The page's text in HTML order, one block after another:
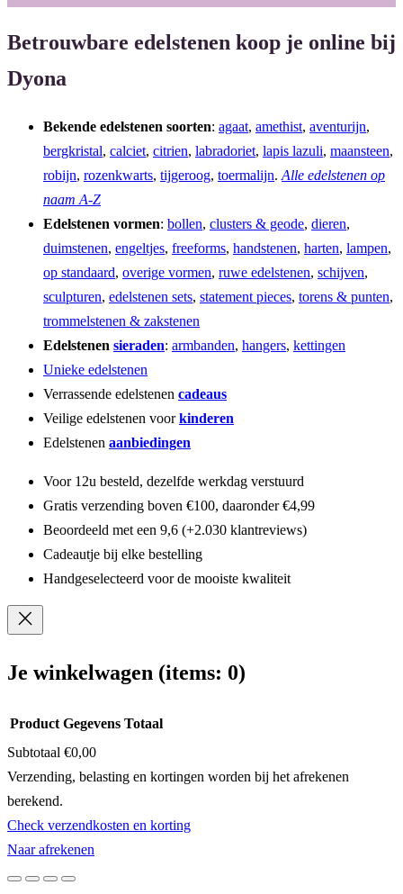
Betrouwbare edelstenen koop je online bij
Dyona
Bekende edelstenen soorten: agaat, amethist, aventurijn,
bergkristal, calciet, citrien, labradoriet, lapis lazuli, maansteen,
robijn, rozenkwarts, tijgeroog, toermalijn. Alle edelstenen op
naam A-Z
Edelstenen vormen: bollen, clusters & geode, dieren,
duimstenen, engeltjes, freeforms, handstenen, harten, lampen,
op standaard, overige vormen, ruwe edelstenen, schijven,
sculpturen, edelstenen sets, statement pieces, torens & punten,
trommelstenen & zakstenen
Edelstenen sieraden: armbanden, hangers, kettingen
Unieke edelstenen
Verrassende edelstenen cadeaus
Veilige edelstenen voorkinderen
Edelstenen aanbiedingen
Voor 12u besteld, dezelfde werkdag verstuurd
Gratis verzending boven €100, daaronder €4,99
Beoordeeld met een 9,6 (+2.030 klantreviews)
Cadeautje bij elke bestelling
Handgeselecteerd voor de mooiste kwaliteit
Je winkelwagen (items: 0)
Producten
in
winkelwagen
Product Gegevens Totaal
Subtotaal €0,00
Verzending, belasting en kortingen worden bij het afrekenen
berekend.
Check verzendkosten en korting
Naar afrekenen